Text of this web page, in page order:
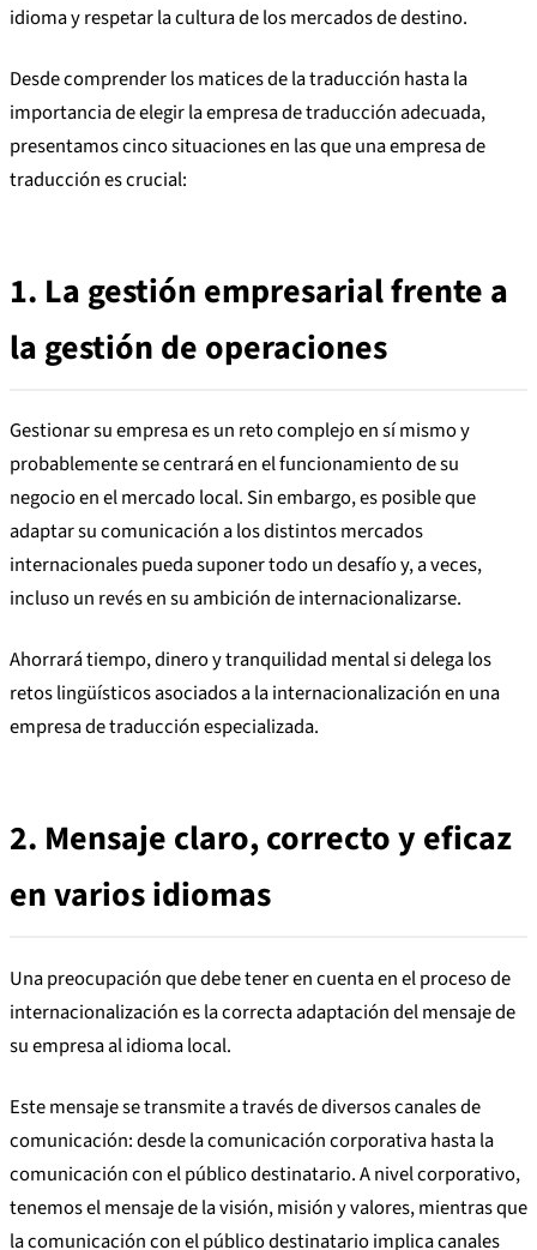
idioma y respetar la cultura de los mercados de destino.
Desde comprender los matices de la traducción hasta la
importancia de elegir la empresa de traducción adecuada,
presentamos cinco situaciones en las que una empresa de
traducción es crucial:
1. La gestión empresarialfrente a
la gestión de operaciones
Gestionar su empresa es un reto complejo en sí mismo y
probablemente se centrará en el funcionamiento de su
negocio en el mercado local. Sin embargo, es posible que
adaptar su comunicación a los distintos mercados
internacionales pueda suponer todo un desafío y, a veces,
incluso un revés en su ambición de internacionalizarse.
Ahorrará tiempo, dinero y tranquilidad mental si delega los
retos lingüísticos asociados a la internacionalización en una
empresa de traducción especializada.
2. Mensaje claro, correcto y eficaz
en varios idiomas
Una preocupación que debe tener en cuenta en el proceso de
internacionalización es la correcta adaptación del mensaje de
su empresa al idioma local.
Este mensaje se transmite a través de diversos canales de
comunicación: desde la comunicación corporativa hasta la
comunicación con el público destinatario. A nivel corporativo,
tenemos el mensaje de la visión, misión y valores, mientras que
la comunicación con el público destinatario implica canales